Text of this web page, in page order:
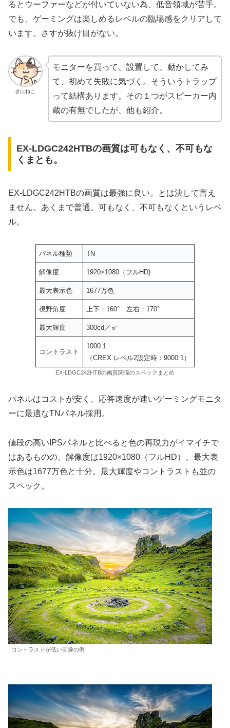
るとウーファーなどが付いていない為、低音領域が苦手。
でも、ゲーミングは楽しめるレベルの臨場感をクリアして
います。さすが抜け目がない。
きにねこ
モニターを買って、設置して、動かしてみ
て、初めて失敗に気づく。そういうトラップ
って結構あります。その１つがスピーカー内
蔵の有無でしたが、他も紹介。
EX-LDGC242HTBの画質は可もなく、不可もな
くまとも。
EX-LDGC242HTBの画質は最強に良い。とは決して言え
ません。あくまで普通。可もなく、不可もなくというレベ
ル。
パネル種類 TN
解像度 1920×1080（フルHD)
最大表示色 1677万色
視野角度 上下：160° 左右：170°
最大輝度 300cd／㎡
コントラスト
1000:1
（CREX レベル2設定時：9000:1）
EX-LDGC242HTBの画質関係のスペックまとめ
パネルはコストが安く、応答速度が速いゲーミングモニタ
ーに最適なTNパネル採用。
値段の高いIPSパネルと比べると色の再現力がイマイチで
はあるものの、解像度は1920×1080（フルHD）、最大表
示色は1677万色と十分。最大輝度やコントラストも並の
スペック。
コントラストが低い画像の例